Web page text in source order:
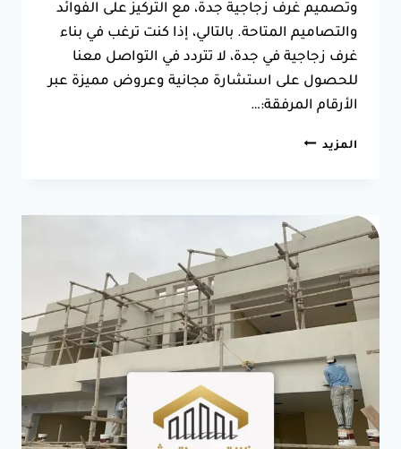
وتصميم غرف زجاجية جدة، مع التركيز على الفوائد
والتصاميم المتاحة. بالتالي، إذا كنت ترغب في بناء
غرف زجاجية في جدة، لا تتردد في التواصل معنا
للحصول على استشارة مجانية وعروض مميزة عبر
الأرقام المرفقة:…
المزيد بناء
0550025546
تركيب
زجاجية
جدة5
(1)